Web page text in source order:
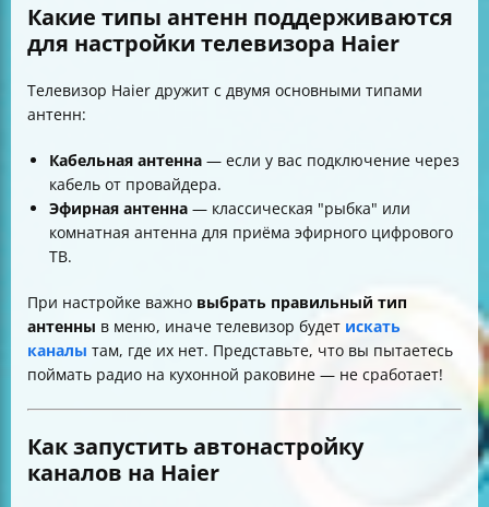
Какие типы антенн поддерживаются
для настройки телевизора Haier
Телевизор Haier дружит с двумя основными типами
антенн:
Кабельная антенна — если у вас подключение через
кабель от провайдера.
Эфирная антенна — классическая "рыбка" или
комнатная антенна для приёма эфирного цифрового
ТВ.
При настройке важно выбрать правильный тип
антенны в меню, иначе телевизор будет искать
каналы там, где их нет. Представьте, что вы пытаетесь
поймать радио на кухонной раковине — не сработает!
Как запустить автонастройку
каналов на Haier